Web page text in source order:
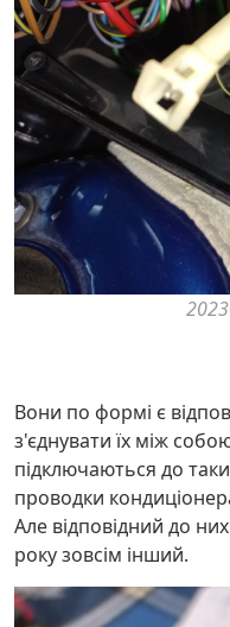
Вони по формі є
з'єднувати їх між
підключаються до
проводки
Але відповідний до
року зовсім інший.